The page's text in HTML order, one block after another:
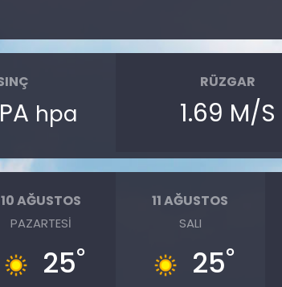
hpa
RÜZGAR
1.69 M/S
10 AĞUSTOS
PAZARTESI
25°
11 AĞUSTOS
SALI
25°